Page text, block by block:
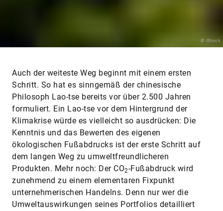
© iStock
Auch der weiteste Weg beginnt mit einem ersten
Schritt. So hat es sinngemäß der chinesische
Philosoph Lao-tse bereits vor über 2.500 Jahren
formuliert. Ein Lao-tse vor dem Hintergrund der
Klimakrise würde es vielleicht so ausdrücken: Die
Kenntnis und das Bewerten des eigenen
ökologischen Fußabdrucks ist der erste Schritt auf
dem langen Weg zu umweltfreundlicheren
Produkten. Mehr noch: Der CO2-Fußabdruck wird
zunehmend zu einem elementaren Fixpunkt
unternehmerischen Handelns. Denn nur wer die
Umweltauswirkungen seines Portfolios detailliert